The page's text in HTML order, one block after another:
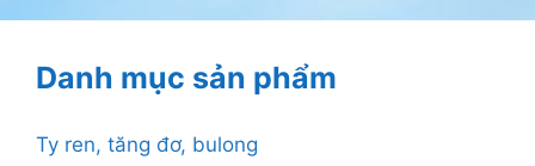
Danh mục sản phẩm
Ty ren, tăng đơ, bulong